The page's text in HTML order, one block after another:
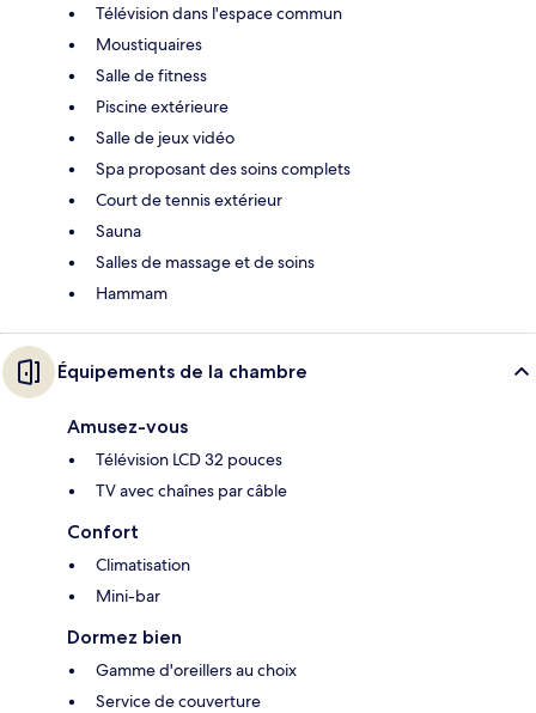
Télévision dans l'espace commun
Moustiquaires
Salle de fitness
Piscine extérieure
Salle de jeux vidéo
Spa proposant des soins complets
Court de tennis extérieur
Sauna
Salles de massage et de soins
Hammam
Équipements de la chambre
Amusez-vous
Télévision LCD 32 pouces
TV avec chaînes par câble
Confort
Climatisation
Mini-bar
Dormez bien
Gamme d'oreillers au choix
Service de couverture